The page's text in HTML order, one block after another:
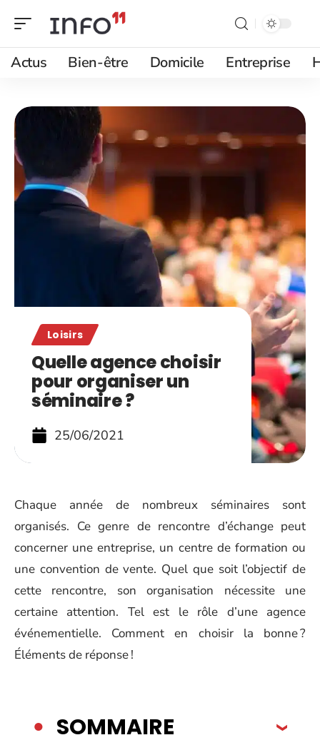
Actus Bien-être Domicile Entreprise
Loisirs
Quelle agence choisir
pour organiser un
séminaire ?
25/06/2021
Chaque année de nombreux séminaires sont
organisés. Ce genre de rencontre d’échange peut
concerner une entreprise, un centre de formation ou
une convention de vente. Quel que soit l’objectif de
cette rencontre, son organisation nécessite une
certaine attention. Tel est le rôle d’une agence
événementielle. Comment en choisir la bonne ?
Éléments de réponse !
SOMMAIRE